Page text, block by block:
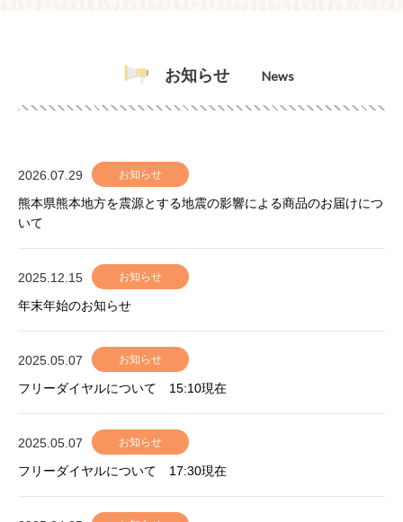
お知らせ News
2026.07.29 お知らせ
熊本県熊本地方を震源とする地震の影響による商品のお届けにつ
いて
2025.12.15 お知らせ
年末年始のお知らせ
2025.05.07 お知らせ
フリーダイヤルについて 15:10現在
2025.05.07 お知らせ
フリーダイヤルについて 17:30現在